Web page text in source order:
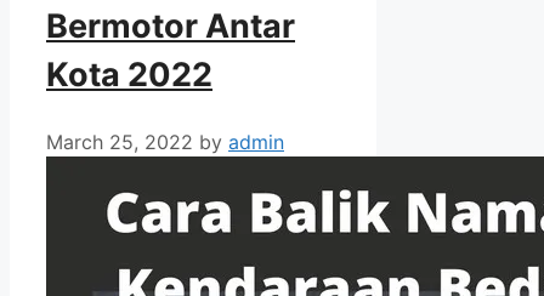
Bermotor Antar
Kota 2022
March 25, 2022 by admin